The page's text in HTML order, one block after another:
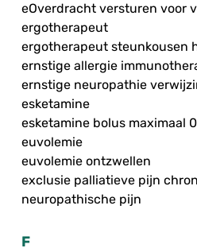
eOverdracht versturen voor
ergotherapeut
ergotherapeut steunkousen
ernstige allergie
ernstige neuropathie
esketamine
esketamine bolus maximaal 0
euvolemie
euvolemie ontzwellen
exclusie palliatieve pijn
neuropathische pijn
F